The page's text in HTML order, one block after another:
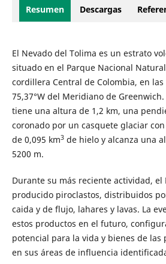
Resumen Descargas
El Nevado del Tolima es un estrato
situado en el Parque Nacional
cordillera Central de Colombia, en las
75,37°W del Meridiano de
tiene una altura de 1,2 km, una
coronado por un casquete glaciar
de 0,095 km3de hielo y alcanza una
5200 m.
Durante su más reciente actividad, el
producido piroclastos, distribuidos
caida y de flujo, lahares y lavas. La
estos productos en el futuro,
potencial para la vida y bienes de las
en sus áreas de influencia